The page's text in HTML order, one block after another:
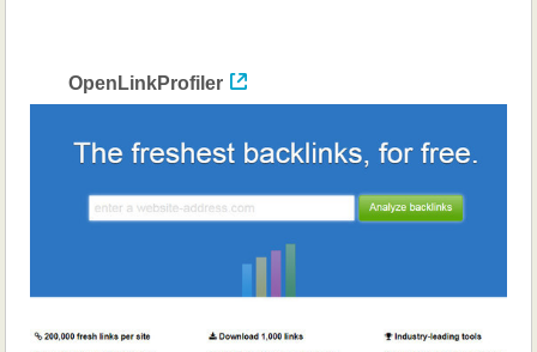
OpenLinkProfiler